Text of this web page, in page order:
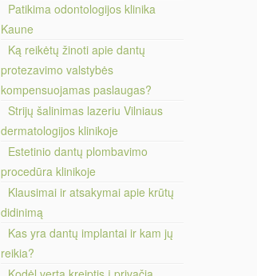
Patikima odontologijos klinika
Kaune
Ką reikėtų žinoti apie dantų
protezavimo valstybės
kompensuojamas paslaugas?
Strijų šalinimas lazeriu Vilniaus
dermatologijos klinikoje
Estetinio dantų plombavimo
procedūra klinikoje
Klausimai ir atsakymai apie krūtų
didinimą
Kas yra dantų implantai ir kam jų
reikia?